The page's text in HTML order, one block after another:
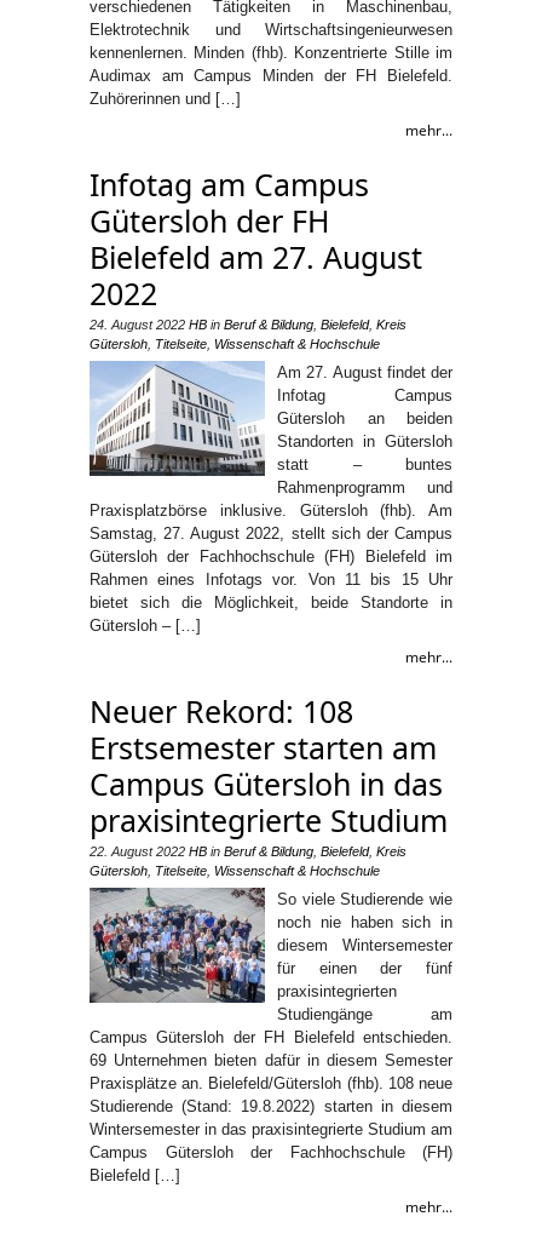
verschiedenen Tätigkeiten in Maschinenbau,
Elektrotechnik und Wirtschaftsingenieurwesen
kennenlernen. Minden (fhb). Konzentrierte Stille im
Audimax am Campus Minden der FH Bielefeld.
Zuhörerinnen und […]
mehr...
Infotag am Campus
Gütersloh der FH
Bielefeld am 27. August
2022
24. August 2022 HB in Beruf & Bildung Bielefeld, Kreis
Gütersloh Titelseite Wissenschaft & Hochschule
Am 27. August findet der
Infotag Campus
Gütersloh an beiden
Standorten in Gütersloh
statt – buntes
Rahmenprogramm und
Praxisplatzbörse inklusive. Gütersloh (fhb). Am
Samstag, 27. August 2022, stellt sich der Campus
Gütersloh der Fachhochschule (FH) Bielefeld im
Rahmen eines Infotags vor. Von 11 bis 15 Uhr
bietet sich die Möglichkeit, beide Standorte in
Gütersloh – […]
mehr...
Neuer Rekord: 108
Erstsemester starten am
Campus Gütersloh in das
praxisintegrierte Studium
22. August 2022 HB in Beruf & Bildung Bielefeld, Kreis
Gütersloh Titelseite Wissenschaft & Hochschule
So viele Studierende wie
noch nie haben sich in
diesem Wintersemester
für einen der fünf
praxisintegrierten
Studiengänge am
Campus Gütersloh der FH Bielefeld entschieden.
69 Unternehmen bieten dafür in diesem Semester
Praxisplätze an. Bielefeld/Gütersloh (fhb). 108 neue
Studierende (Stand: 19.8.2022) starten in diesem
Wintersemester in das praxisintegrierte Studium am
Campus Gütersloh der Fachhochschule (FH)
Bielefeld […]
mehr...